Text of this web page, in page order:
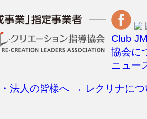
Club
協会に
ニュー
法人の皆様へ → レクリナに